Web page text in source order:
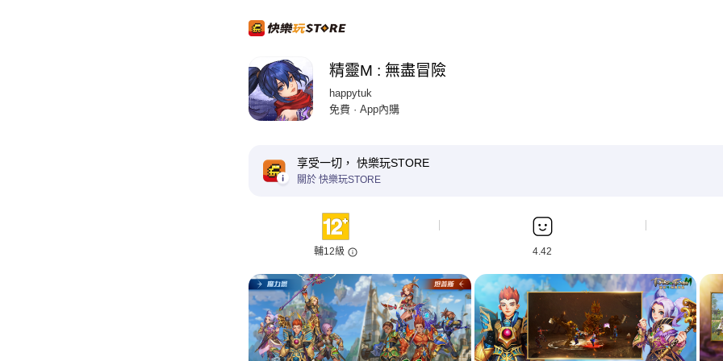
精靈M : 無盡冒險
happytuk
免費 · App內購
享受一切， 快樂玩STORE
關於 快樂玩STORE
輔12級 4.42